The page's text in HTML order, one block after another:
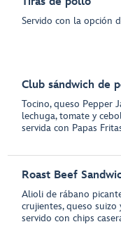
Servido con la opción
Club sándwich de
Tocino, queso Pepper
lechuga, tomate y
servida con Papas
Roast Beef
Alioli de rábano
crujientes, queso
servido con chips